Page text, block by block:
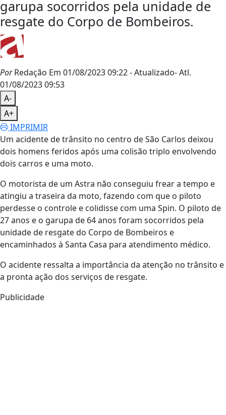
garupa socorridos pela unidade de
resgate do Corpo de Bombeiros.
PorRedação Em 01/08/2023 09:22- Atualizado- Atl.
01/08/2023 09:53
A-
A+
IMPRIMIR
Um acidente de trânsito no centro de São Carlos deixou
dois homens feridos após uma colisão triplo envolvendo
dois carros e uma moto.
O motorista de um Astra não conseguiu frear a tempo e
atingiu a traseira da moto, fazendo com que o piloto
perdesse o controle e colidisse com uma Spin. O piloto de
27 anos e o garupa de 64 anos foram socorridos pela
unidade de resgate do Corpo de Bombeiros e
encaminhados à Santa Casa para atendimento médico.
O acidente ressalta a importância da atenção no trânsito e
a pronta ação dos serviços de resgate.
Publicidade